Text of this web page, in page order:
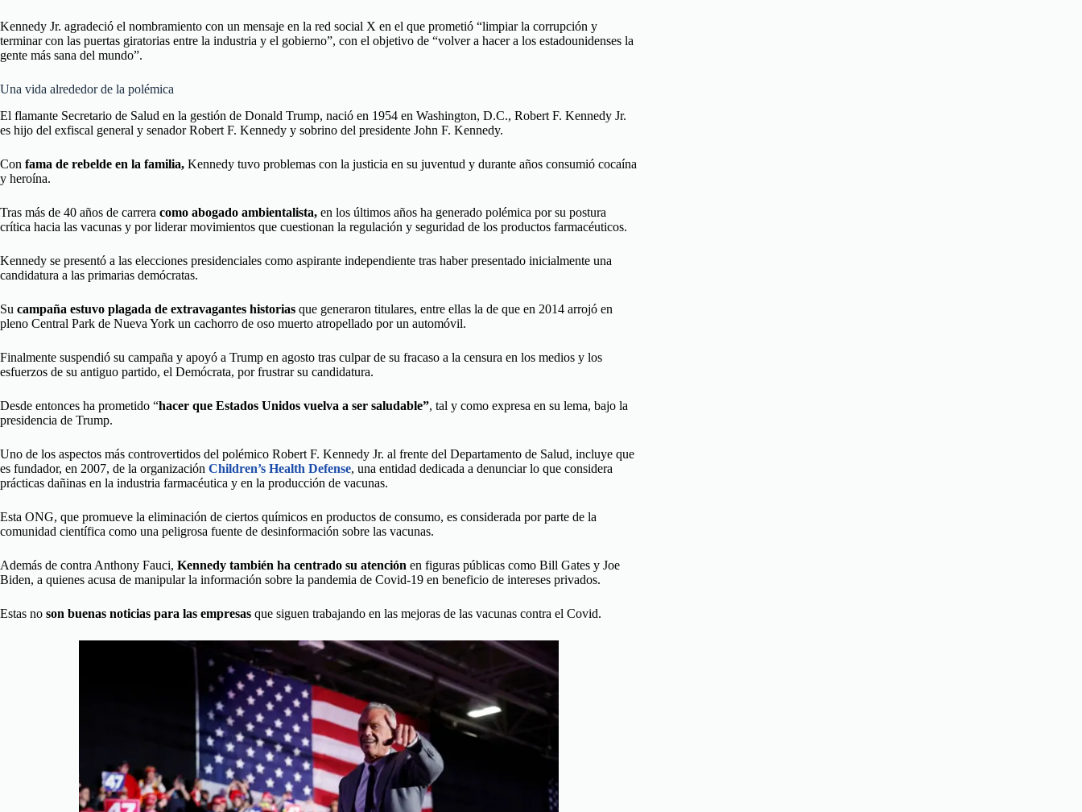
Kennedy Jr. agradeció el nombramiento con un mensaje en la red social X en el que prometió “limpiar la corrupción y
terminar con las puertas giratorias entre la industria y el gobierno”, con el objetivo de “volver a hacer a los estadounidenses la
gente más sana del mundo”.
Una vida alrededor de la polémica
El flamante Secretario de Salud en la gestión de Donald Trump, nació en 1954 en Washington, D.C., Robert F. Kennedy Jr.
es hijo del exfiscal general y senador Robert F. Kennedy y sobrino del presidente John F. Kennedy.
Con fama de rebelde en la familia, Kennedy tuvo problemas con la justicia en su juventud y durante años consumió cocaína
y heroína.
Tras más de 40 años de carrera como abogado ambientalista, en los últimos años ha generado polémica por su postura
crítica hacia las vacunas y por liderar movimientos que cuestionan la regulación y seguridad de los productos farmacéuticos.
Kennedy se presentó a las elecciones presidenciales como aspirante independiente tras haber presentado inicialmente una
candidatura a las primarias demócratas.
Su campaña estuvo plagada de extravagantes historias que generaron titulares, entre ellas la de que en 2014 arrojó en
pleno Central Park de Nueva York un cachorro de oso muerto atropellado por un automóvil.
Finalmente suspendió su campaña y apoyó a Trump en agosto tras culpar de su fracaso a la censura en los medios y los
esfuerzos de su antiguo partido, el Demócrata, por frustrar su candidatura.
Desde entonces ha prometido “hacer que Estados Unidos vuelva a ser saludable”, tal y como expresa en su lema, bajo la
presidencia de Trump.
Uno de los aspectos más controvertidos del polémico Robert F. Kennedy Jr. al frente del Departamento de Salud, incluye que
es fundador, en 2007, de la organización Children’s Health Defense, una entidad dedicada a denunciar lo que considera
prácticas dañinas en la industria farmacéutica y en la producción de vacunas.
Esta ONG, que promueve la eliminación de ciertos químicos en productos de consumo, es considerada por parte de la
comunidad científica como una peligrosa fuente de desinformación sobre las vacunas.
Además de contra Anthony Fauci, Kennedy también ha centrado su atención en figuras públicas como Bill Gates y Joe
Biden, a quienes acusa de manipular la información sobre la pandemia de Covid-19 en beneficio de intereses privados.
Estas no son buenas noticias para las empresas que siguen trabajando en las mejoras de las vacunas contra el Covid.